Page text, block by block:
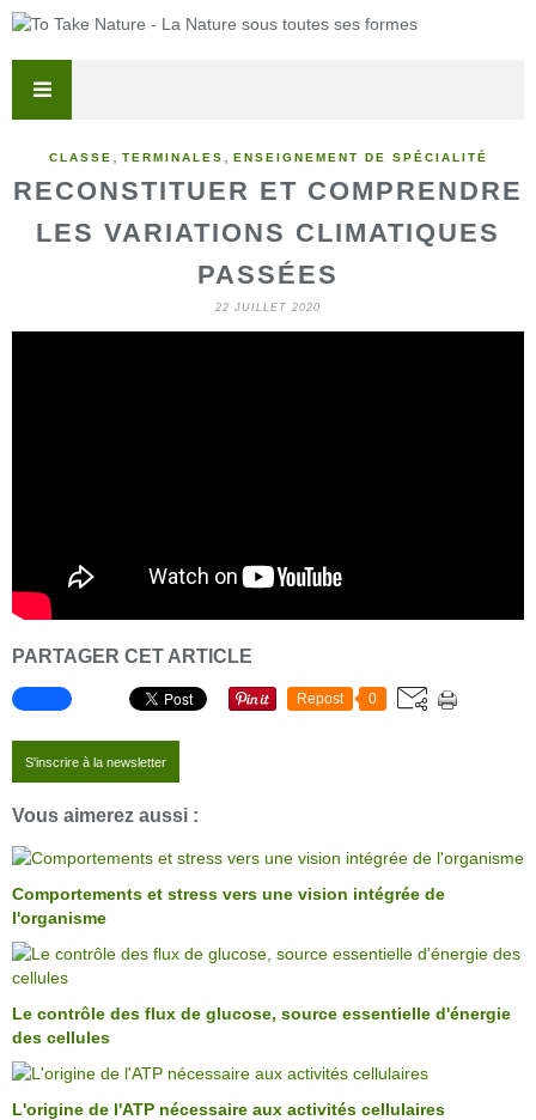
CLASSE TERMINALES ENSEIGNEMENT DE SPÉCIALITÉ
RECONSTITUER ET COMPRENDRE
LES VARIATIONS CLIMATIQUES
PASSÉES
22 JUILLET 2020
PARTAGER CET ARTICLE
Repost 0
S'inscrire à la newsletter
Vous aimerez aussi :
Comportements et stress vers une vision intégrée de
l'organisme
Le contrôle des flux de glucose, source essentielle d'énergie
des cellules
L'origine de l'ATP nécessaire aux activités cellulaires